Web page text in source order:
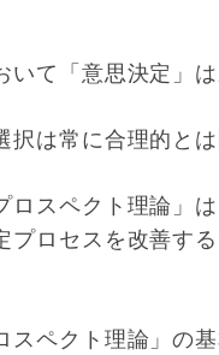
いて「意思決定」
択は常に合理的とは
ロスペクト理論」
プロセスを改善す
スペクト理論」の